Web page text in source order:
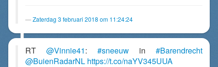
Zaterdag 3 februari 2018 om 11:24:24
RT @Vinnie41: #sneeuw in #Barendrecht
@BuienRadarNL https://t.co/naYV345UUA